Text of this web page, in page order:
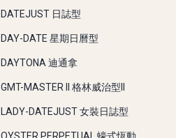
DATEJUST 日誌型
DAY-DATE 星期日曆型
DAYTONA 迪通拿
GMT-MASTER II 格林威治型II
LADY-DATEJUST 女裝日誌型